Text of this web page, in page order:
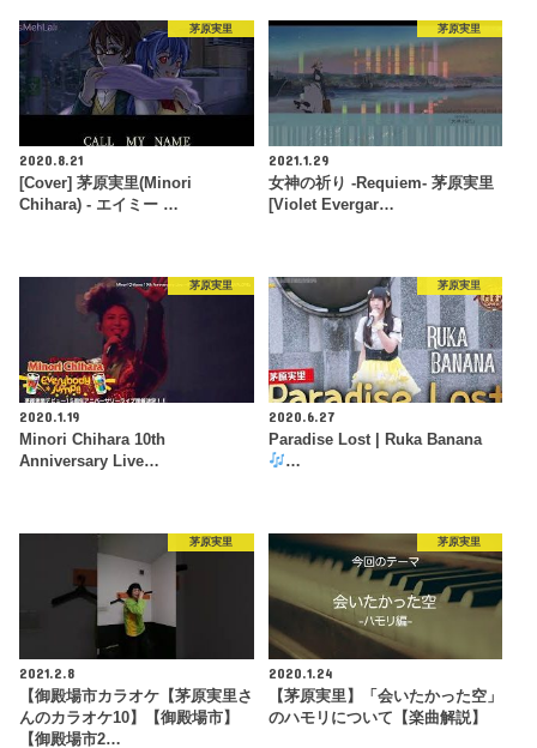
茅原実里
2020.8.21
[Cover] 茅原実里(Minori
Chihara) - エイミー …
茅原実里
2021.1.29
女神の祈り -Requiem- 茅原実里
[Violet Evergar…
茅原実里
2020.1.19
Minori Chihara 10th
Anniversary Live…
茅原実里
2020.6.27
Paradise Lost | Ruka Banana
…
茅原実里
2021.2.8
【御殿場市カラオケ【茅原実里さ
んのカラオケ10】【御殿場市】
【御殿場市2…
茅原実里
2020.1.24
【茅原実里】「会いたかった空」
のハモリについて【楽曲解説】